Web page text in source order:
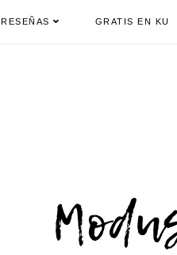
RESEÑAS GRATIS EN KU